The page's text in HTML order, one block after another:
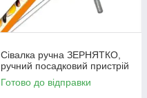
Сівалка ручна ЗЕРНЯТКО,
ручний посадковий пристрій
Готово до відправки